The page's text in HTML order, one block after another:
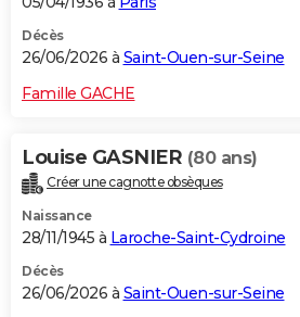
Décès
26/06/2026 à Saint-Ouen-sur-Seine
Famille GACHE
Louise GASNIER (80 ans)
Créer une cagnotte obsèques
Naissance
28/11/1945 à Laroche-Saint-Cydroine
Décès
26/06/2026 à Saint-Ouen-sur-Seine